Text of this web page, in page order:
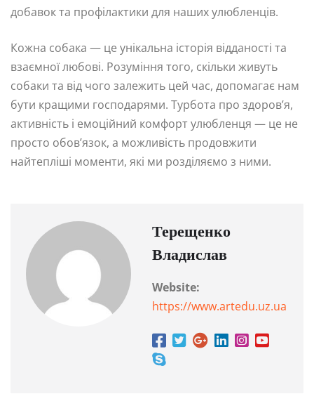
добавок та профілактики для наших улюбленців.
Кожна собака — це унікальна історія відданості та
взаємної любові. Розуміння того, скільки живуть
собаки та від чого залежить цей час, допомагає нам
бути кращими господарями. Турбота про здоров’я,
активність і емоційний комфорт улюбленця — це не
просто обов’язок, а можливість продовжити
найтепліші моменти, які ми розділяємо з ними.
Терещенко
Владислав
Website:
https://www.artedu.uz.ua